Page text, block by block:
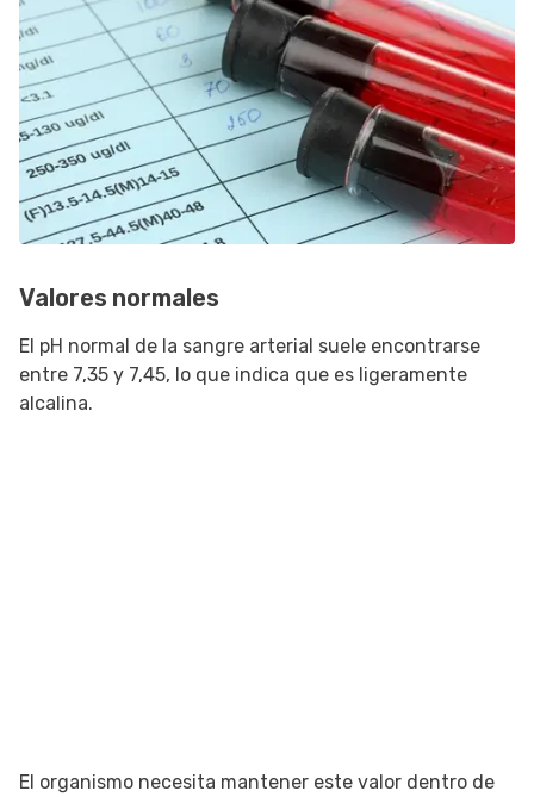
Valores normales
El pH normal de la sangre arterial suele encontrarse
entre 7,35 y 7,45, lo que indica que es ligeramente
alcalina.
El organismo necesita mantener este valor dentro de